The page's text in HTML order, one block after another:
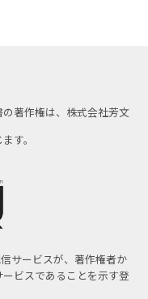
著作権は、株式会社芳文
す。
サービスが、著作権者か
ビスであることを示す登